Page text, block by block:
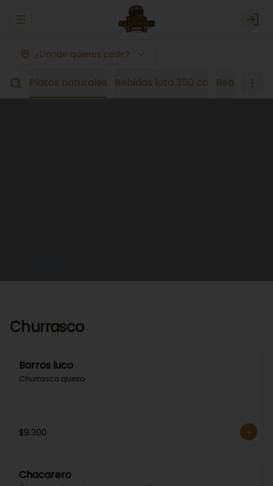
Abrir menu de navegación Login
¿Dónde quieres pedir?
Platos naturales Bebidas lata 350 cc Bebidas 1,5
Churrasco
Barros luco
Churrasco queso.
$9.300
Chacarero